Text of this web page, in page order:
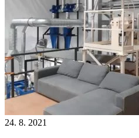
24. 8. 2021